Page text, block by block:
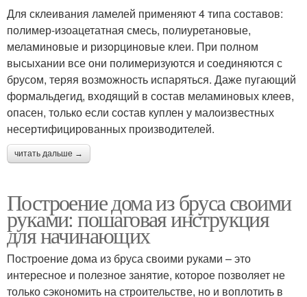
Для склеивания ламелей применяют 4 типа составов:
полимер-изоацетатная смесь, полиуретановые,
меламиновые и ризорциновые клеи. При полном
высыхании все они полимеризуются и соединяются с
брусом, теряя возможность испаряться. Даже пугающий
формальдегид, входящий в состав меламиновых клеев,
опасен, только если состав куплен у малоизвестных
несертифицированных производителей.
читать дальше →
Построение дома из бруса своими
руками: пошаговая инструкция
для начинающих
Построение дома из бруса своими руками – это
интересное и полезное занятие, которое позволяет не
только сэкономить на строительстве, но и воплотить в